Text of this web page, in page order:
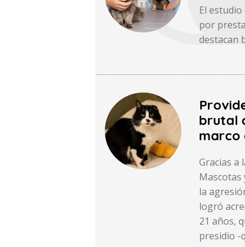
El
por
destacan
brutal
Gracias a
Mascotas
la
logró
21 años,
presidio -